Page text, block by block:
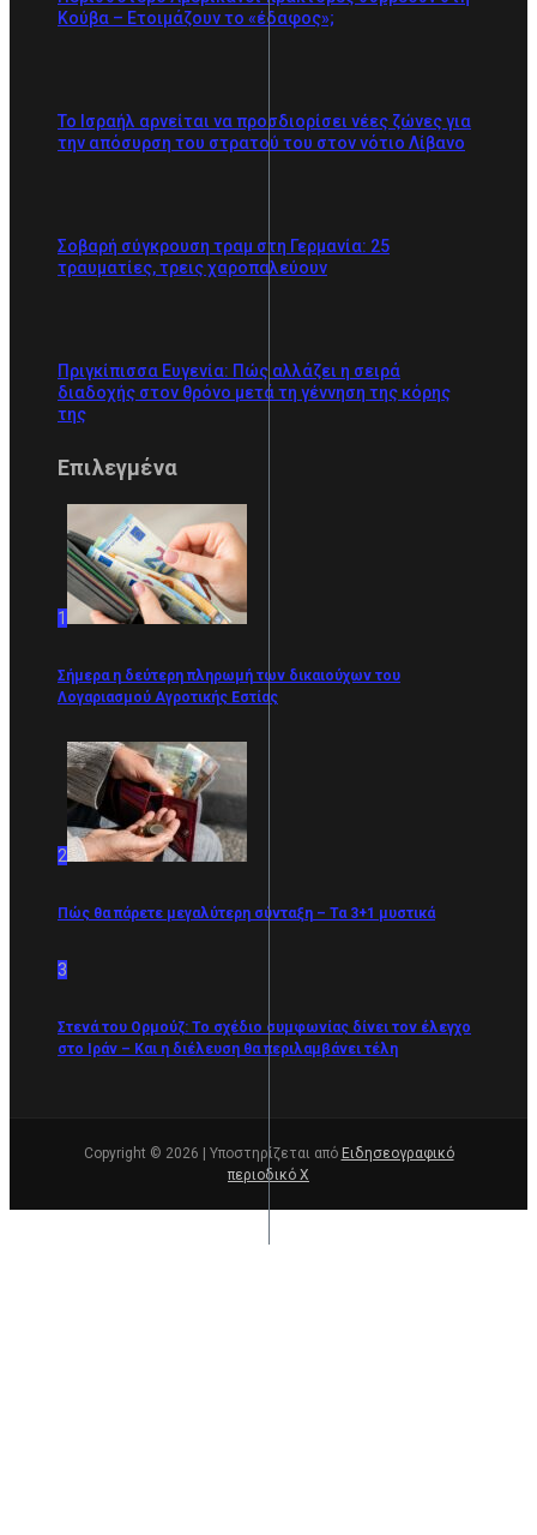
Κούβα – Ετοιμάζουν το «έδαφος»;
Το Ισραήλ αρνείται να προσδιορίσει νέες ζώνες για
την απόσυρση του στρατού του στον νότιο Λίβανο
Σοβαρή σύγκρουση τραμ στη Γερμανία: 25
τραυματίες, τρεις χαροπαλεύουν
Πριγκίπισσα Ευγενία: Πώς αλλάζει η σειρά
διαδοχής στον θρόνο μετά τη γέννηση της κόρης
της
Επιλεγμένα
1
Σήμερα η δεύτερη πληρωμή των δικαιούχων του
Λογαριασμού Αγροτικής Εστίας
2
Πώς θα πάρετε μεγαλύτερη σύνταξη – Τα 3+1 μυστικά
3
Στενά του Ορμούζ: Το σχέδιο συμφωνίας δίνει τον έλεγχο
στο Ιράν – Και η διέλευση θα περιλαμβάνει τέλη
Copyright © 2026 | Υποστηρίζεται από Ειδησεογραφικό
περιοδικό Χ